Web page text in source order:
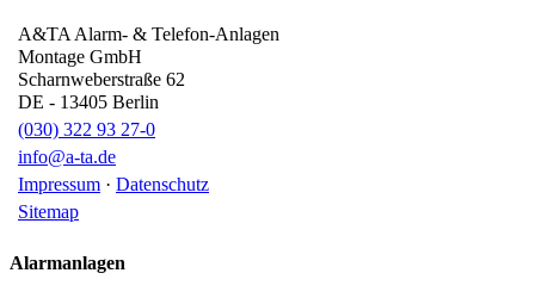
A&TA Alarm- & Telefon-Anlagen
Montage GmbH
Scharnweberstraße 62
DE - 13405 Berlin
(030) 322 93 27-0
info@a-ta.de
Impressum · Datenschutz
Sitemap
Alarmanlagen